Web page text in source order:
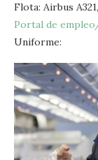
Flota: Airbus
Portal de
Uniforme: